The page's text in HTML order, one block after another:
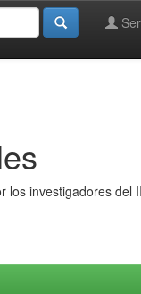
investigadores del